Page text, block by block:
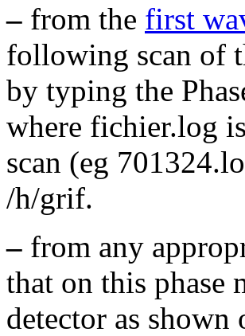
– from the first
following scan of
by typing the
where fichier.log
scan (eg
/h/grif.
– from any
that on this phase
detector as